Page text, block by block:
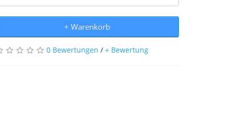
+ Warenkorb
0 Bewertungen / + Bewertung